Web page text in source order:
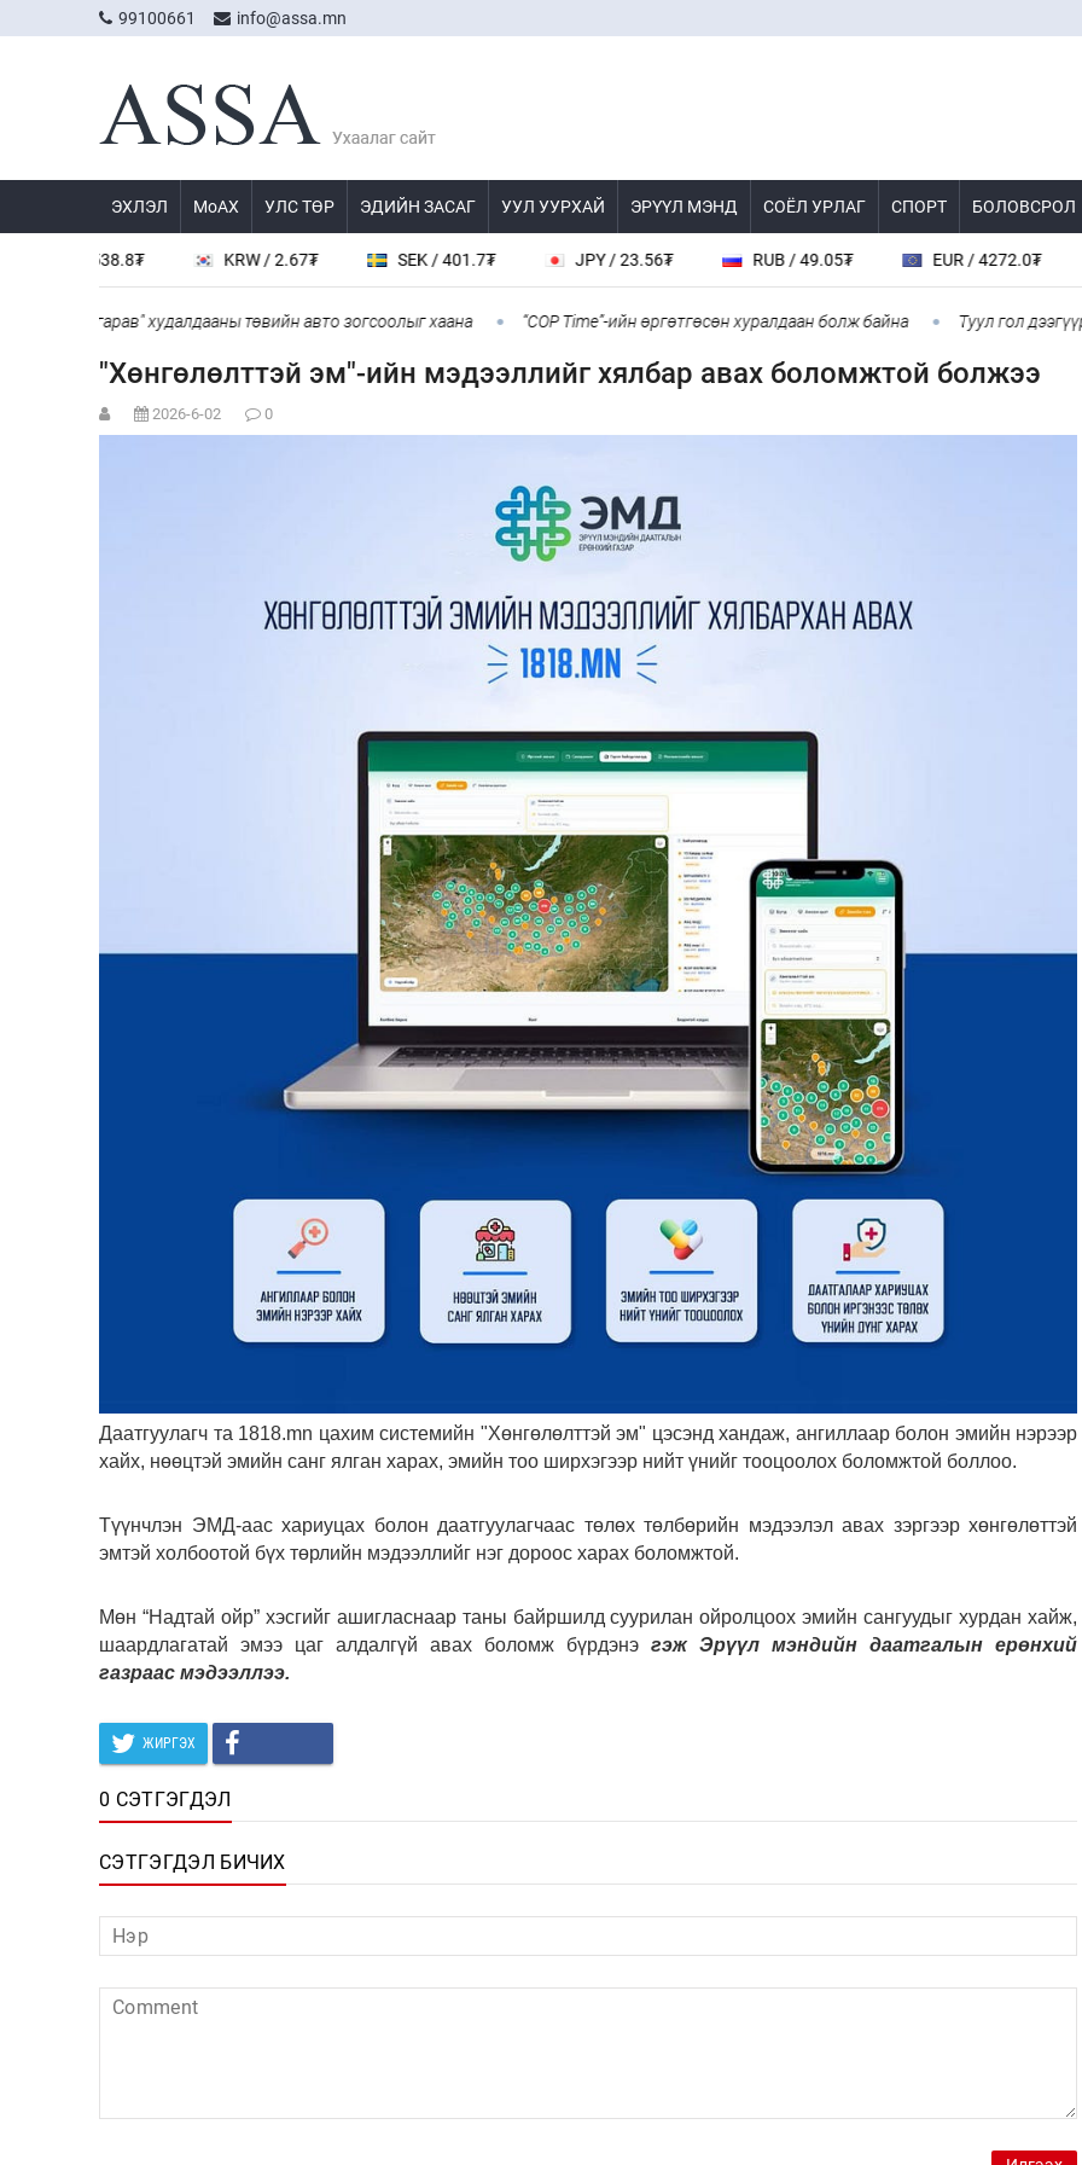
99100661 info@assa.mn
ЭХЛЭЛ МоАХ УЛС ТӨР ЭДИЙН ЗАСАГ УУЛ УУРХАЙ ЭРҮҮЛ МЭНД СОЁЛ УРЛАГ СПОРТ БОЛОВСРОЛ
KRW / 2.67₮ SEK / 401.7₮ JPY / 23.56₮ RUB / 49.05₮ EUR / 4272.0₮
худалдааны төвийн авто зогсоолыг хаана “COP Time”-ийн өргөтгөсөн хуралдаан болж байна Туул гол дээгүүр
"Хөнгөлөлттэй эм"-ийн мэдээллийг хялбар авах боломжтой болжээ
2026-6-02 0
Даатгуулагч та 1818.mn цахим системийн "Хөнгөлөлттэй эм" цэсэнд хандаж, ангиллаар болон эмийн нэрээр
хайх, нөөцтэй эмийн санг ялган харах, эмийн тоо ширхэгээр нийт үнийг тооцоолох боломжтой боллоо.
Түүнчлэн ЭМД-аас хариуцах болон даатгуулагчаас төлөх төлбөрийн мэдээлэл авах зэргээр хөнгөлөттэй
эмтэй холбоотой бүх төрлийн мэдээллийг нэг дороос харах боломжтой.
Мөн “Надтай ойр” хэсгийг ашигласнаар таны байршилд суурилан ойролцоох эмийн сангуудыг хурдан хайж,
шаардлагатай эмээ цаг алдалгүй авах боломж бүрдэнэ гэж Эрүүл мэндийн даатгалын ерөнхий
газраас мэдээллээ.
ЖИРГЭХ
0 СЭТГЭГДЭЛ
СЭТГЭГДЭЛ БИЧИХ